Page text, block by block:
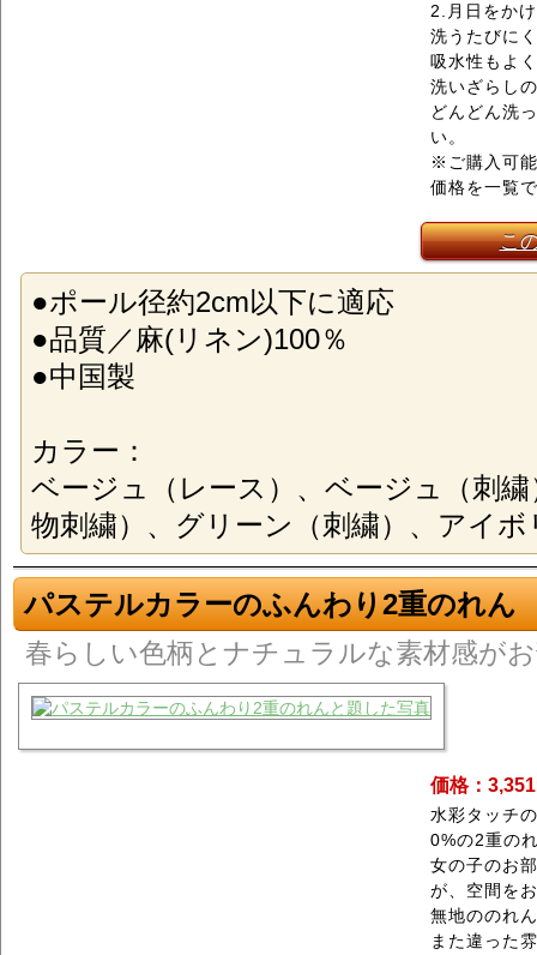
2.月日をか
洗うたびに
吸水性もよ
洗いざらし
どんどん洗
い。
※ご購入可
価格を一覧
こ
●ポール径約2cm以下に適応
●品質／麻(リネン)100％
●中国製
カラー：
ベージュ（レース）、ベージュ（刺
物刺繍）、グリーン（刺繍）、アイボ
パステルカラーのふんわり2重のれん
春らしい色柄とナチュラルな素材感が
価格：
水彩タッチ
0%の2重の
女の子のお
が、空間を
無地ののれ
また違った